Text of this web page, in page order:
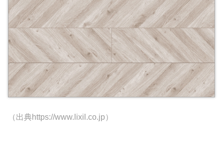
（出典https://www.lixil.co.jp）